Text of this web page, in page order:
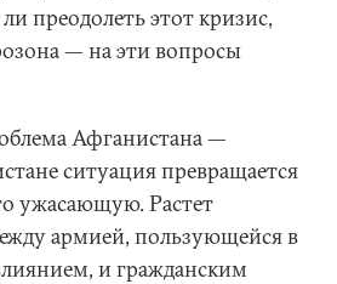
преодолеть этот кризис,
— на эти вопросы
Афганистана —
ситуация превращается
ужасающую. Растет
армией, пользующейся в
и гражданским